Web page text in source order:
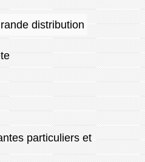
distribution
particuliers et